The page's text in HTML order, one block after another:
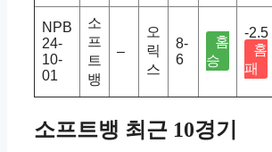
NPB
24-
10-
01
소
프
트
뱅
–
오
릭
스
8-
6
홈
승
-2.5
홈
패
소프트뱅 최근 10경기